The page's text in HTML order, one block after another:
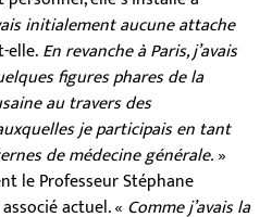
initialement aucune attache
elle.En revanche à Paris, j’avais
figures phares de la
au travers des
je participais en tant
de médecine générale.»
le Professeur Stéphane
actuel. « Comme j’avais la